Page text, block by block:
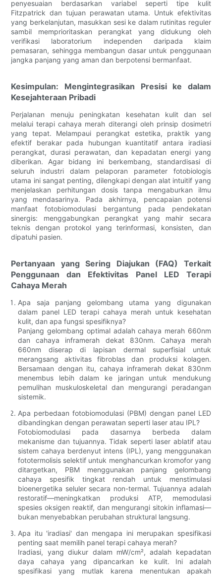
penyesuaian berdasarkan variabel seperti tipe kulit
Fitzpatrick dan tujuan perawatan utama. Untuk efektivitas
yang berkelanjutan, masukkan sesi ke dalam rutinitas reguler
sambil memprioritaskan perangkat yang didukung oleh
verifikasi laboratorium independen daripada klaim
pemasaran, sehingga membangun dasar untuk penggunaan
jangka panjang yang aman dan berpotensi bermanfaat.
Kesimpulan: Mengintegrasikan Presisi ke dalam
Kesejahteraan Pribadi
Perjalanan menuju peningkatan kesehatan kulit dan sel
melalui terapi cahaya merah diterangi oleh prinsip dosimetri
yang tepat. Melampaui perangkat estetika, praktik yang
efektif berakar pada hubungan kuantitatif antara iradiasi
perangkat, durasi perawatan, dan kepadatan energi yang
diberikan. Agar bidang ini berkembang, standardisasi di
seluruh industri dalam pelaporan parameter fotobiologis
utama ini sangat penting, dilengkapi dengan alat intuitif yang
menjelaskan perhitungan dosis tanpa mengaburkan ilmu
yang mendasarinya. Pada akhirnya, pencapaian potensi
manfaat fotobiomodulasi bergantung pada pendekatan
sinergis: menggabungkan perangkat yang mahir secara
teknis dengan protokol yang terinformasi, konsisten, dan
dipatuhi pasien.
Pertanyaan yang Sering Diajukan (FAQ) Terkait
Penggunaan dan Efektivitas Panel LED Terapi
Cahaya Merah
Apa saja panjang gelombang utama yang digunakan
dalam panel LED terapi cahaya merah untuk kesehatan
kulit, dan apa fungsi spesifiknya?
Panjang gelombang optimal adalah cahaya merah 660nm
dan cahaya inframerah dekat 830nm. Cahaya merah
660nm diserap di lapisan dermal superfisial untuk
merangsang aktivitas fibroblas dan produksi kolagen.
Bersamaan dengan itu, cahaya inframerah dekat 830nm
menembus lebih dalam ke jaringan untuk mendukung
pemulihan muskuloskeletal dan mengurangi peradangan
sistemik.
Apa perbedaan fotobiomodulasi (PBM) dengan panel LED
dibandingkan dengan perawatan seperti laser atau IPL?
Fotobiomodulasi pada dasarnya berbeda dalam
mekanisme dan tujuannya. Tidak seperti laser ablatif atau
sistem cahaya berdenyut intens (IPL), yang menggunakan
fototermolisis selektif untuk menghancurkan kromofor yang
ditargetkan, PBM menggunakan panjang gelombang
cahaya spesifik tingkat rendah untuk menstimulasi
bioenergetika seluler secara non-termal. Tujuannya adalah
restoratif—meningkatkan produksi ATP, memodulasi
spesies oksigen reaktif, dan mengurangi sitokin inflamasi—
bukan menyebabkan perubahan struktural langsung.
Apa itu 'iradiasi' dan mengapa ini merupakan spesifikasi
penting saat memilih panel terapi cahaya merah?
Iradiasi, yang diukur dalam mW/cm², adalah kepadatan
daya cahaya yang dipancarkan ke kulit. Ini adalah
spesifikasi yang mutlak karena menentukan apakah